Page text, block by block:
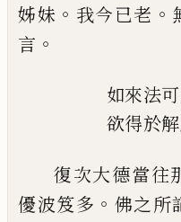
姊妹 。 我今已老 。
言 。
如來法
欲得於
復次大德當往
優波笈多 。 佛之所